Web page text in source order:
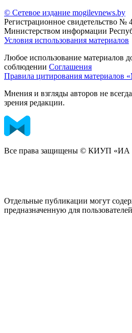
© Сетевое издание mogilevnews.by
Регистрационное свидетельство №
Министерством информации
Условия использования материалов
Любое использование материалов
соблюдении Соглашения
Правила цитирования материалов
Мнения и взгляды авторов не
зрения редакции.
Все права защищены © КИУП «ИА
Отдельные публикации могут
предназначенную для